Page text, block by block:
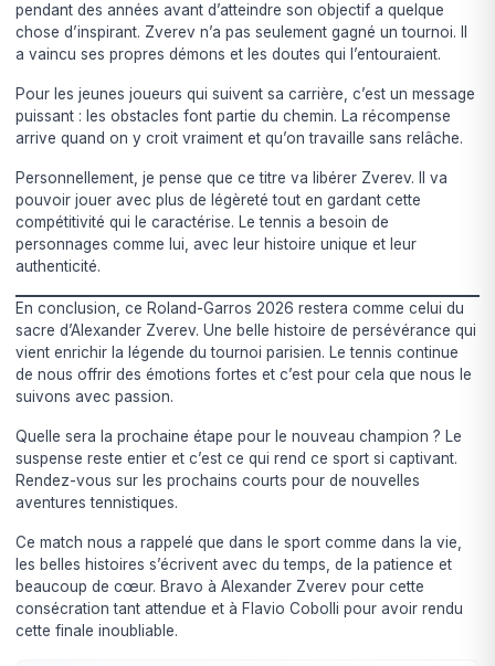
pendant des années avant d’atteindre son objectif a quelque
chose d’inspirant. Zverev n’a pas seulement gagné un tournoi. Il
a vaincu ses propres démons et les doutes qui l’entouraient.
Pour les jeunes joueurs qui suivent sa carrière, c’est un message
puissant : les obstacles font partie du chemin. La récompense
arrive quand on y croit vraiment et qu’on travaille sans relâche.
Personnellement, je pense que ce titre va libérer Zverev. Il va
pouvoir jouer avec plus de légèreté tout en gardant cette
compétitivité qui le caractérise. Le tennis a besoin de
personnages comme lui, avec leur histoire unique et leur
authenticité.
En conclusion, ce Roland-Garros 2026 restera comme celui du
sacre d’Alexander Zverev. Une belle histoire de persévérance qui
vient enrichir la légende du tournoi parisien. Le tennis continue
de nous offrir des émotions fortes et c’est pour cela que nous le
suivons avec passion.
Quelle sera la prochaine étape pour le nouveau champion ? Le
suspense reste entier et c’est ce qui rend ce sport si captivant.
Rendez-vous sur les prochains courts pour de nouvelles
aventures tennistiques.
Ce match nous a rappelé que dans le sport comme dans la vie,
les belles histoires s’écrivent avec du temps, de la patience et
beaucoup de cœur. Bravo à Alexander Zverev pour cette
consécration tant attendue et à Flavio Cobolli pour avoir rendu
cette finale inoubliable.